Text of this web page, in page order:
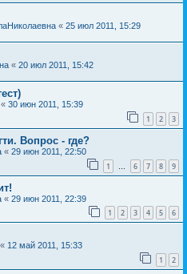
« 25 июл 2011, 15:29
« 20 июл 2011, 15:42
« 30 июн 2011, 15:39
1 2 3
Вопрос - где?
« 29 июн 2011, 22:50
1 6 7 8 9
« 29 июн 2011, 22:39
1 2 3 4 5 6
« 12 май 2011, 15:33
1 2